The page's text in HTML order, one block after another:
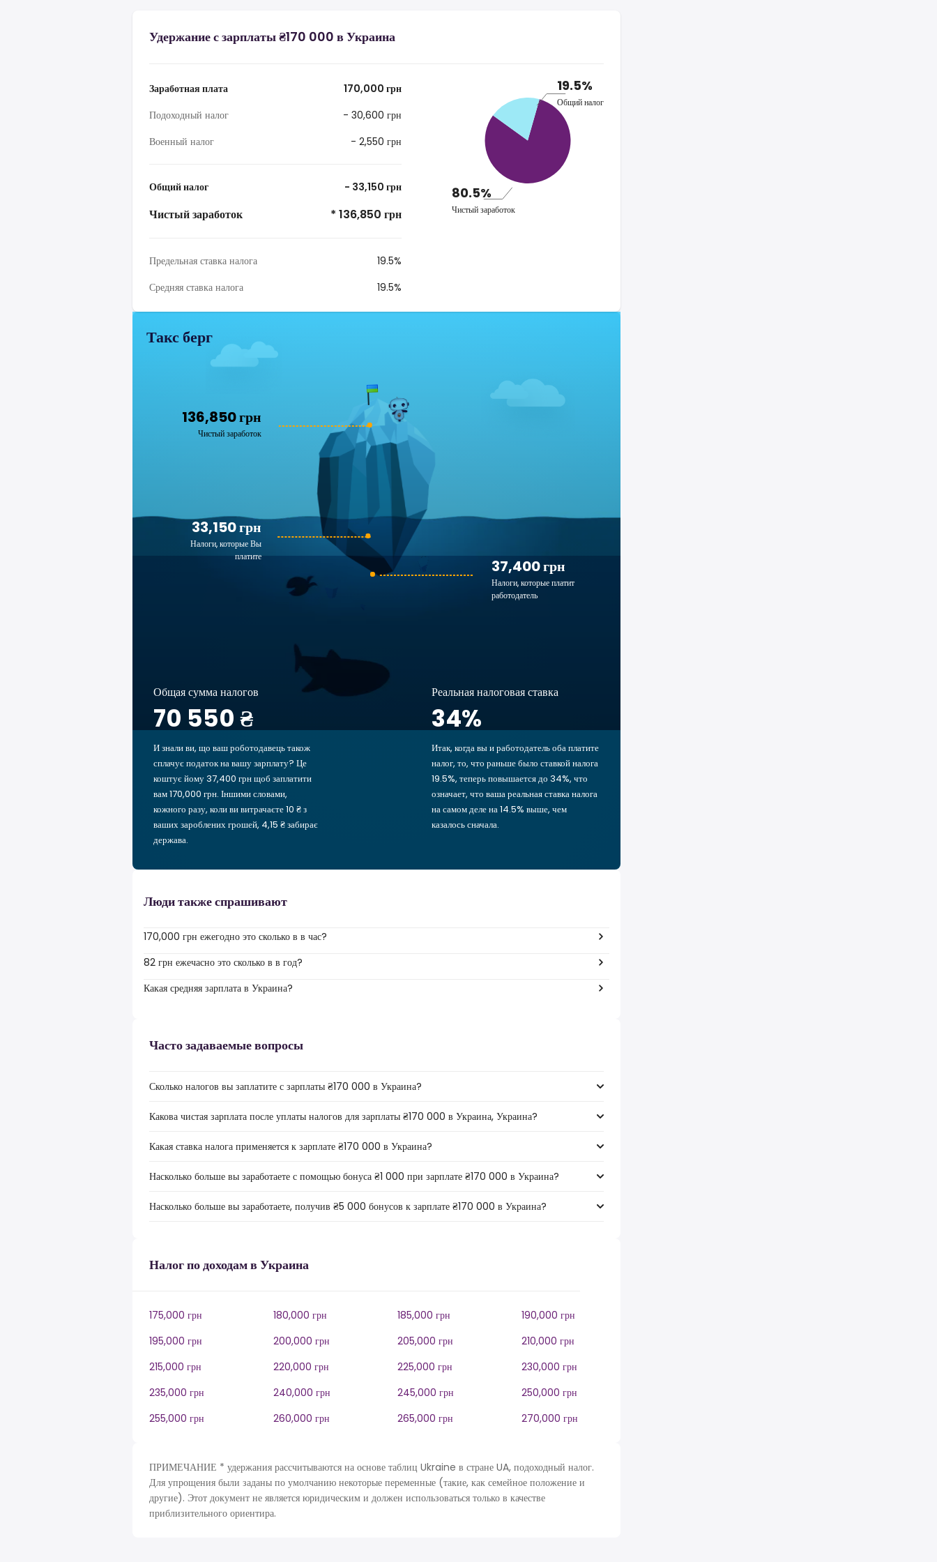
Удержание с зарплаты ₴170 000 в Украина
Заработная плата
170,000 грн
Подоходный налог
- 30,600 грн
Военный налог
- 2,550 грн
Общий налог - 33,150 грн
Чистый заработок * 136,850 грн
Предельная ставка налога
19.5%
Средняя ставка налога
19.5%
19.5%
Общий налог
80.5%
Чистый заработок
Такс берг
136,850 грн
Чистый заработок
37,400 грн
Налоги, которые платит
работодатель
33,150 грн
Налоги, которые Вы
платите
Общая сумма налогов
70 550 ₴
И знали ви, що ваш роботодавець також
сплачує податок на вашу зарплату? Це
коштує йому 37,400 грн щоб заплатити
вам 170,000 грн. Іншими словами,
кожного разу, коли ви витрачаєте 10 ₴ з
ваших зароблених грошей, 4,15 ₴ забирає
держава.
Реальная налоговая ставка
34%
Итак, когда вы и работодатель оба платите
налог, то, что раньше было ставкой налога
19.5%, теперь повышается до 34%, что
означает, что ваша реальная ставка налога
на самом деле на 14.5% выше, чем
казалось сначала.
Люди также спрашивают
170,000 грн ежегодно это сколько в в час?
82 грн ежечасно это сколько в в год?
Какая средняя зарплата в Украина?
Часто задаваемые вопросы
Сколько налогов вы заплатите с зарплаты ₴170 000 в Украина?
Какова чистая зарплата после уплаты налогов для зарплаты ₴170 000 в Украина, Украина?
Какая ставка налога применяется к зарплате ₴170 000 в Украина?
Насколько больше вы заработаете с помощью бонуса ₴1 000 при зарплате ₴170 000 в Украина?
Насколько больше вы заработаете, получив ₴5 000 бонусов к зарплате ₴170 000 в Украина?
Налог по доходам в Украина
175,000 грн 180,000 грн 185,000 грн
190,000 грн
195,000 грн
200,000 грн 205,000 грн
210,000 грн
215,000 грн
220,000 грн 225,000 грн
230,000 грн
235,000 грн
240,000 грн 245,000 грн
250,000 грн
255,000 грн
260,000 грн 265,000 грн 270,000 грн
ПРИМЕЧАНИЕ * удержания рассчитываются на основе таблиц Ukraine в стране UA, подоходный налог.
Для упрощения были заданы по умолчанию некоторые переменные (такие, как семейное положение и
другие). Этот документ не является юридическим и должен использоваться только в качестве
приблизительного ориентира.